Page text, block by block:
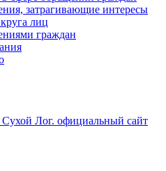
затрагивающие интересы
лиц
граждан
Лог. официальный сайт